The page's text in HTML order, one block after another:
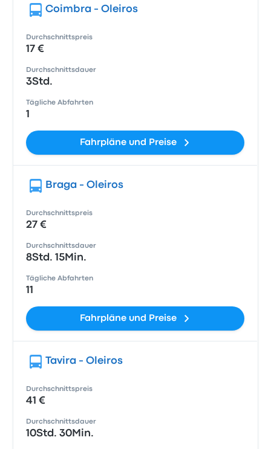
Coimbra - Oleiros
Durchschnittspreis
17 €
Durchschnittsdauer
3Std.
Tägliche Abfahrten
1
Fahrpläne und Preise
Braga - Oleiros
Durchschnittspreis
27 €
Durchschnittsdauer
8Std. 15Min.
Tägliche Abfahrten
11
Fahrpläne und Preise
Tavira - Oleiros
Durchschnittspreis
41 €
Durchschnittsdauer
10Std. 30Min.